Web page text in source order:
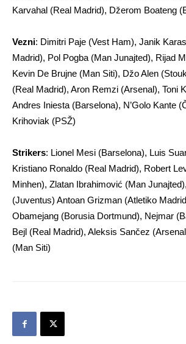
Karvahal (Real Madrid), Džerom Boateng
Vezni: Dimitri Paje (Vest Ham), Janik
Madrid), Pol Pogba (Man Junajted), Rijad
Kevin De Brujne (Man Siti), Džo Alen
(Real Madrid), Aron Remzi (Arsenal), Toni
Andres Iniesta (Barselona), N’Golo Kante
Krihoviak (PSŽ)
Strikers: Lionel Mesi (Barselona), Luis
Kristiano Ronaldo (Real Madrid), Robert
Minhen), Zlatan Ibrahimović (Man
(Juventus) Antoan Grizman (Atletiko
Obamejang (Borusia Dortmund), Nejmar
Bejl (Real Madrid), Aleksis Sančez
(Man Siti)